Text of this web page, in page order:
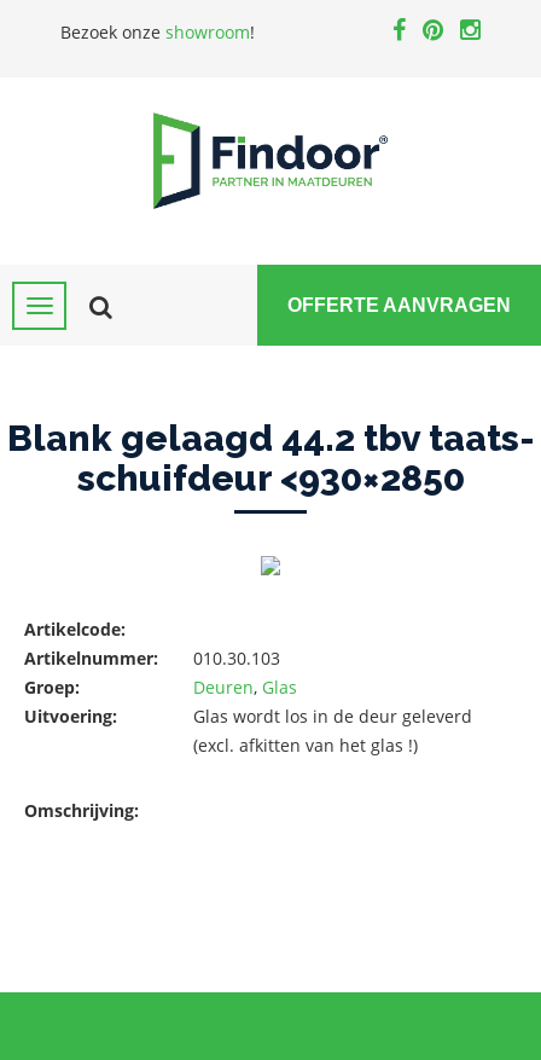
Bezoek onze showroom!
OFFERTE AANVRAGEN
Blank gelaagd 44.2 tbv taats-
schuifdeur <930×2850
Artikelcode:
Artikelnummer:
010.30.103
Groep:
Deuren, Glas
Uitvoering:
Glas wordt los in de deur geleverd
(excl. afkitten van het glas !)
Omschrijving: